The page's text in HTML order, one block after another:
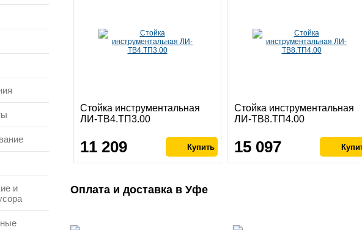
и
Стойка инструментальная
ЛИ-ТВ4.ТП3.00
11 209
Стойка инструментальная
ЛИ-ТВ8.ТП4.00
15 097
Оплата и доставка в Уфе